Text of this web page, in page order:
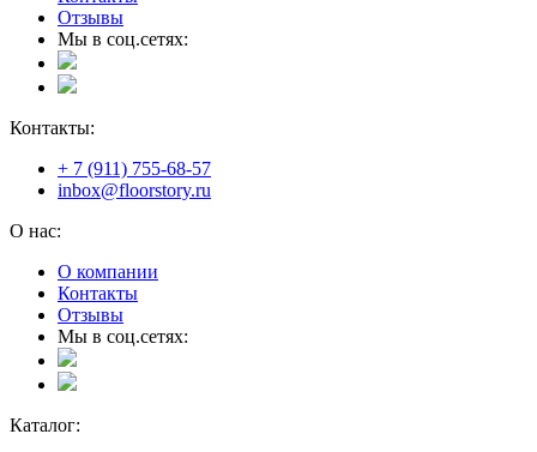
Отзывы
Мы в соц.сетях:
Контакты:
+ 7 (911) 755-68-57
inbox@floorstory.ru
О нас:
О компании
Контакты
Отзывы
Мы в соц.сетях:
Каталог: